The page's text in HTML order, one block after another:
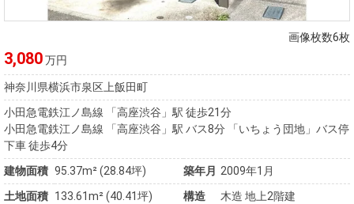
住まいと
税金の本
（電子ブ
ック）
購入ガイ
ック）
画像枚数6枚
3,080万円
神奈川県横浜市泉区上飯田町
小田急電鉄江ノ島線 「高座渋谷」駅 徒歩21分
小田急電鉄江ノ島線 「高座渋谷」駅 バス8分 「いちょう団地」バス停
下車 徒歩4分
建物面積 95.37m² (28.84坪) 築年月 2009年1月
土地面積 133.61m² (40.41坪) 構造
木造 地上2階建